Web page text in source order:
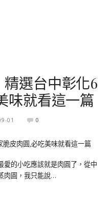
選台中彰化6
味就看這一篇
01 0
愛的小吃應該就是肉圓了，從中
肉圓，我只能說…